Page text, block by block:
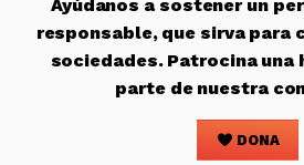
Ayúdanos a sostener un
responsable, que sirva para
sociedades. Patrocina una
parte de nuestra
DONA